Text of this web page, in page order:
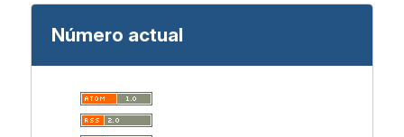
Número actual